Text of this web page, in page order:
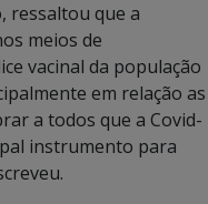
ressaltou que a
meios de
vacinal da população
em relação as
a todos que a Covid-
instrumento para